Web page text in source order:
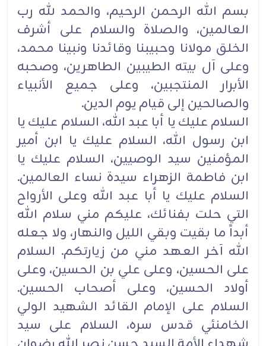
بسم الله الرحمن الرحيم، والحمد لله رب
العالمين، والصلاة والسلام على أشرف
الخلق مولانا وحبيبنا وقائدنا ونبينا محمد،
وعلى آل بيته الطيبين الطاهرين، وصحبه
الأبرار المنتجبين، وعلى جميع الأنبياء
والصالحين إلى قيام يوم الدين.
السلام عليك يا أبا عبد الله، السلام عليك يا
ابن رسول الله، السلام عليك يا ابن أمير
المؤمنين سيد الوصيين، السلام عليك يا
ابن فاطمة الزهراء سيدة نساء العالمين.
السلام عليك يا أبا عبد الله وعلى الأرواح
التي حلت بفنائك، عليكم مني سلام الله
أبداً ما بقيت وبقي الليل والنهار، ولا جعله
الله آخر العهد مني من زيارتكم. السلام
على الحسين، وعلى علي بن الحسين، وعلى
أولاد الحسين، وعلى أصحاب الحسين.
السلام على الإمام القائد الشهيد الولي
الخامنئي قدس سره، السلام على سيد